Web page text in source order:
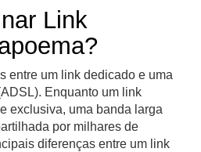
Link
entre um link dedicado e uma
Enquanto um link
exclusiva, uma banda larga
por milhares de
diferenças entre um link